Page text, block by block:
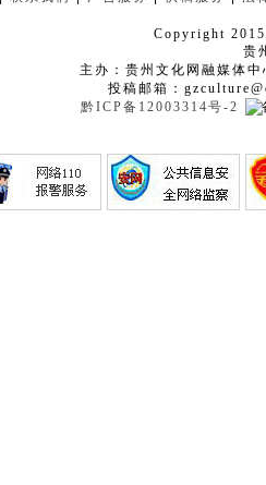
Copyright
贵
主办：贵州文化网融媒体
投稿邮箱：
黔ICP备12003314号-2